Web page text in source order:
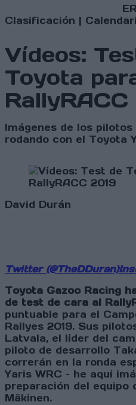
Clasificación |
Vídeos:
Toyota
RallyRACC
Imágenes de los
rodando con el Toyota
David Durán
Twitter (@TheDDuran)
Toyota Gazoo Racing
de test de cara al
puntuable para el
Rallyes 2019. Sus
Latvala, el líder del
piloto de desarrollo
correrán en la ronda
Yaris WRC – he aquí
preparación del equipo
Mäkinen.